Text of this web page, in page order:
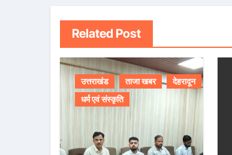
Related Post
उत्तराखंड ताजा खबर
देहरादून
धर्म एवं संस्कृति